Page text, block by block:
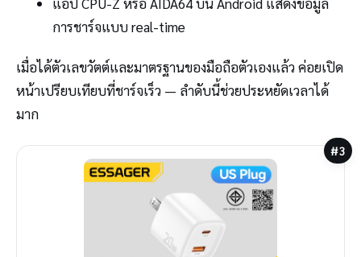
การชาร์จแบบ real-time
เมื่อได้ตัวเลขวัตต์และมาตรฐานของมือถือตัวเองแล้ว ค่อยเปิด
หน้าเปรียบเทียบที่ชาร์จเร็ว — ลำดับนี้ช่วยประหยัดเวลาได้
มาก
#3